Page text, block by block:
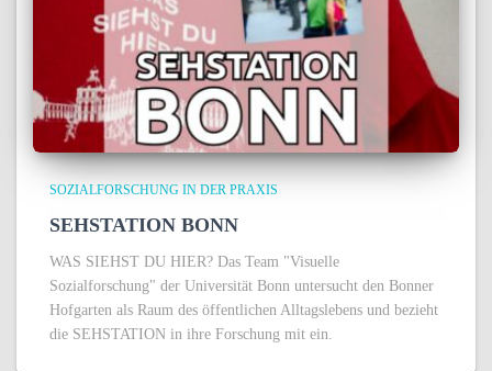
SOZIALFORSCHUNG IN DER PRAXIS
SEHSTATION BONN
WAS SIEHST DU HIER? Das Team "Visuelle
Sozialforschung" der Universität Bonn untersucht den Bonner
Hofgarten als Raum des öffentlichen Alltagslebens und bezieht
die SEHSTATION in ihre Forschung mit ein.